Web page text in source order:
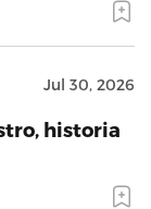
Jul 30, 2026
historia